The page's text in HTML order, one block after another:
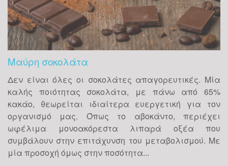
Μαύρη σοκολάτα
Δεν είναι όλες οι σοκολάτες απαγορευτικές. Μία
καλής ποιότητας σοκολάτα, με πάνω από 65%
κακάο, θεωρείται ιδιαίτερα ευεργετική για τον
οργανισμό μας. Όπως το αβοκάντο, περιέχει
ωφέλιμα μονοακόρεστα λιπαρά οξέα που
συμβάλουν στην επιτάχυνση του μεταβολισμού. Με
μία προσοχή όμως στην ποσότητα...
28
ΙΑΝ
Yoga: ένα trend που
γίνεται must
Εάν κάποιος προσεγγίζει τη γιόγκα απλά
σαν μόδα, που κάποια στιγμή θα φθίνει,
θα πρέπει μάλλον να αναθεωρήσει. Σε
μία εποχή που χαρακτηρίζεται από